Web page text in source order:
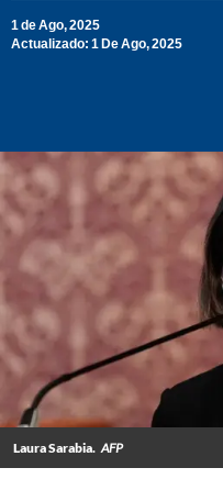
1 de Ago, 2025
Actualizado: 1 De Ago, 2025
Laura Sarabia. AFP